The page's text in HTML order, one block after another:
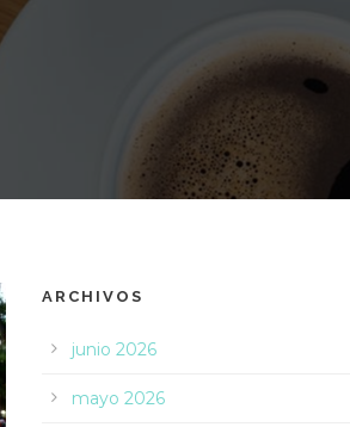
ARCHIVOS
junio 2026
mayo 2026